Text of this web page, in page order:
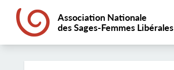
Association Nationale
des Sages-Femmes Libérales